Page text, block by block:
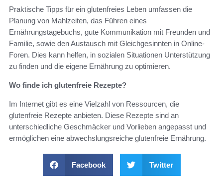
Praktische Tipps für ein glutenfreies Leben umfassen die
Planung von Mahlzeiten, das Führen eines
Ernährungstagebuchs, gute Kommunikation mit Freunden und
Familie, sowie den Austausch mit Gleichgesinnten in Online-
Foren. Dies kann helfen, in sozialen Situationen Unterstützung
zu finden und die eigene Ernährung zu optimieren.
Wo finde ich glutenfreie Rezepte?
Im Internet gibt es eine Vielzahl von Ressourcen, die
glutenfreie Rezepte anbieten. Diese Rezepte sind an
unterschiedliche Geschmäcker und Vorlieben angepasst und
ermöglichen eine abwechslungsreiche glutenfreie Ernährung.
Facebook Twitter